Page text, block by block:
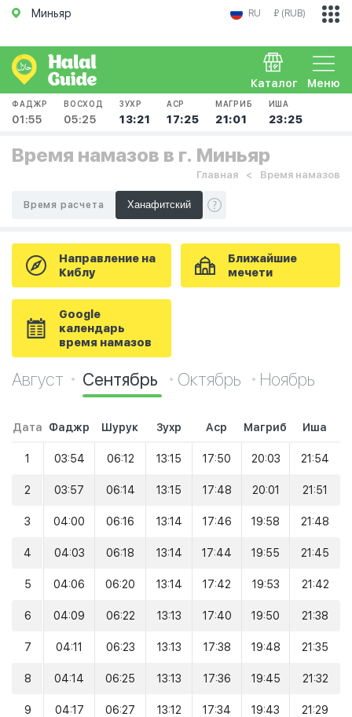
Миньяр RU ₽ (RUB)
Меню
Каталог
ФАДЖР
01:55
ВОСХОД
05:25
ЗУХР
13:21
АСР
17:25
МАГРИБ
21:01
ИША
23:25
Время намазов в г. Миньяр
Главная Время намазов
Время расчета
Направление на
Киблу
Ближайшие
мечети
Google
календарь
время намазов
Август Сентябрь Октябрь Ноябрь
Дата Фаджр Шурук Зухр Аср Магриб Иша
1 03:54 06:12 13:15 17:50 20:03 21:54
2 03:57 06:14 13:15 17:48 20:01 21:51
3 04:00 06:16 13:14 17:46 19:58 21:48
4 04:03 06:18 13:14 17:44 19:55 21:45
5 04:06 06:20 13:14 17:42 19:53 21:42
6 04:09 06:22 13:13 17:40 19:50 21:38
7 04:11 06:23 13:13 17:38 19:48 21:35
8 04:14 06:25 13:13 17:36 19:45 21:32
9 04:17 06:27 13:12 17:34 19:43 21:29